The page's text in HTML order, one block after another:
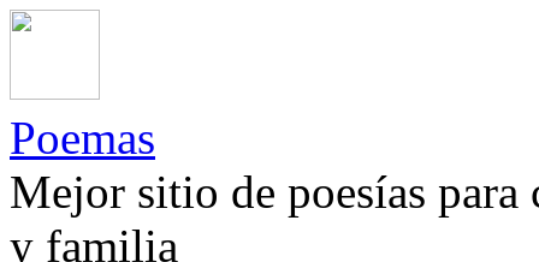
Poemas
Mejor sitio de poesías
y familia